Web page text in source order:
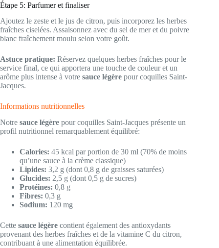
Étape 5: Parfumer et finaliser
Ajoutez le zeste et le jus de citron, puis incorporez les herbes
fraîches ciselées. Assaisonnez avec du sel de mer et du poivre
blanc fraîchement moulu selon votre goût.
Astuce pratique: Réservez quelques herbes fraîches pour le
service final, ce qui apportera une touche de couleur et un
arôme plus intense à votre sauce légère pour coquilles Saint-
Jacques.
Informations nutritionnelles
Notre sauce légère pour coquilles Saint-Jacques présente un
profil nutritionnel remarquablement équilibré:
Calories: 45 kcal par portion de 30 ml (70% de moins
qu’une sauce à la crème classique)
Lipides: 3,2 g (dont 0,8 g de graisses saturées)
Glucides: 2,5 g (dont 0,5 g de sucres)
Protéines: 0,8 g
Fibres: 0,3 g
Sodium: 120 mg
Cette sauce légère contient également des antioxydants
provenant des herbes fraîches et de la vitamine C du citron,
contribuant à une alimentation équilibrée.